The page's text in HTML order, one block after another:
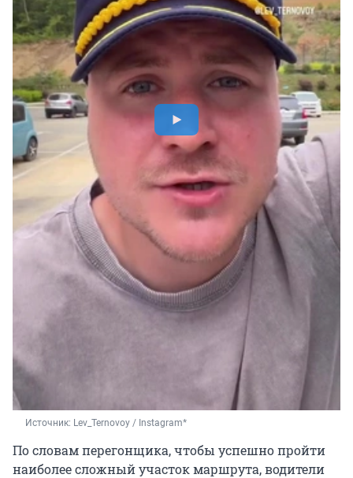
Источник: Lev_Ternovoy / Instagram*
По словам перегонщика, чтобы успешно пройти
наиболее сложный участок маршрута, водители